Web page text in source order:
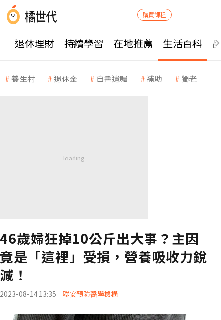
購買課程
退休理財 持續學習 在地推薦 生活百科
養生村 退休金 自書遺囑 補助 獨老
46歲婦狂掉10公斤出大事？主因
竟是「這裡」受損，營養吸收力銳
減！
2023-08-14 13:35 聯安預防醫學機構